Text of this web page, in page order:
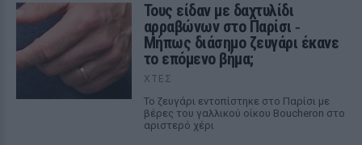
Τους είδαν με δαχτυλίδι
αρραβώνων στο Παρίσι ‑
Μήπως διάσημο ζευγάρι έκανε
το επόμενο βήμα;
ΧΤΕΣ
Το ζευγάρι εντοπίστηκε στο Παρίσι με
βέρες του γαλλικού οίκου Boucheron στο
αριστερό χέρι